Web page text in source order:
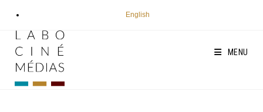
contenu
English
MENU